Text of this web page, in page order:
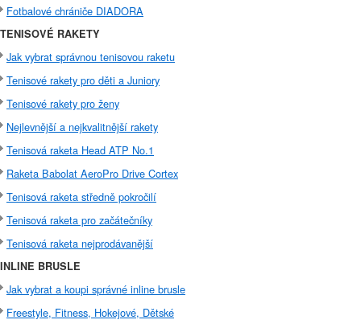
Fotbalové chrániče DIADORA
TENISOVÉ RAKETY
Jak vybrat správnou tenisovou raketu
Tenisové rakety pro děti a Juniory
Tenisové rakety pro ženy
Nejlevnější a nejkvalitnější rakety
Tenisová raketa Head ATP No.1
Raketa Babolat AeroPro Drive Cortex
Tenisová raketa středně pokročilí
Tenisová raketa pro začátečníky
Tenisová raketa nejprodávanější
INLINE BRUSLE
Jak vybrat a koupi správné inline brusle
Freestyle, Fitness, Hokejové, Dětské